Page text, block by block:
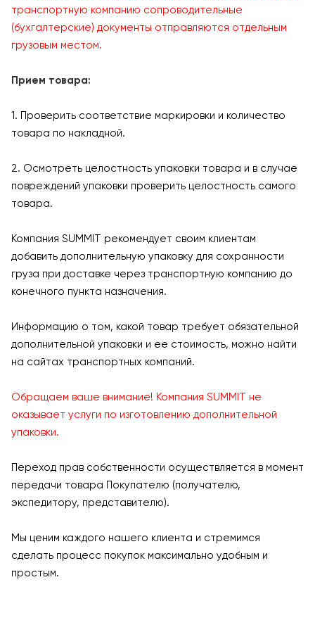
транспортную компанию сопроводительные
(бухгалтерские) документы отправляются отдельным
грузовым местом.
Прием товара:
1. Проверить соответствие маркировки и количество
товара по накладной.
2. Осмотреть целостность упаковки товара и в случае
повреждений упаковки проверить целостность самого
товара.
Компания SUMMIT рекомендует своим клиентам
добавить дополнительную упаковку для сохранности
груза при доставке через транспортную компанию до
конечного пункта назначения.
Информацию о том, какой товар требует обязательной
дополнительной упаковки и ее стоимость, можно найти
на сайтах транспортных компаний.
Обращаем ваше внимание! Компания SUMMIT не
оказывает услуги по изготовлению дополнительной
упаковки.
Переход прав собственности осуществляется в момент
передачи товара Покупателю (получателю,
экспедитору, представителю).
Мы ценим каждого нашего клиента и стремимся
сделать процесс покупок максимально удобным и
простым.